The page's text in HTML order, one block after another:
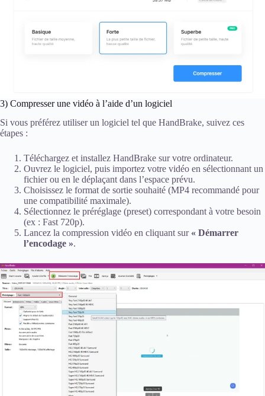
3) Compresser une vidéo à l’aide d’un logiciel
Si vous préférez utiliser un logiciel tel que HandBrake, suivez ces
étapes :
Téléchargez et installez HandBrake sur votre ordinateur.
Ouvrez le logiciel, puis importez votre vidéo en sélectionnant un
fichier ou en le déplaçant dans l’espace prévu.
Choisissez le format de sortie souhaité (MP4 recommandé pour
une compatibilité maximale).
Sélectionnez le préréglage (preset) correspondant à votre besoin
(ex : Fast 720p).
Lancez la compression vidéo en cliquant sur « Démarrer
l’encodage ».